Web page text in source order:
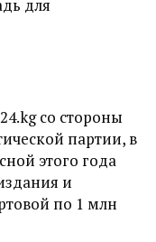
для
со стороны
партии, в
этого года
и
по 1 млн